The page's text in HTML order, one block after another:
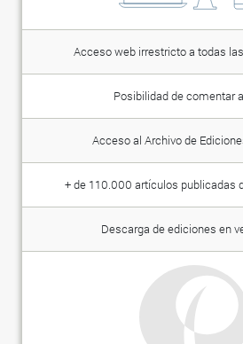
Acceso web irrestricto a todas
Posibilidad de comentar
Acceso al Archivo de
+ de 110.000 artículos publicadas
Descarga de ediciones en